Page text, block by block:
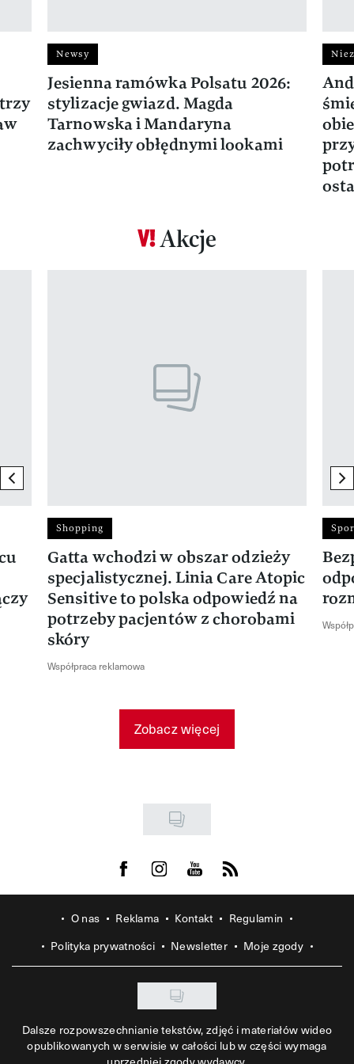
Newsy
Jesienna ramówka Polsatu 2026:
stylizacje gwiazd. Magda
Tarnowska i Mandaryna
zachwyciły obłędnymi lookami
Akcje
previous element
Shopping
Gatta wchodzi w obszar odzieży
specjalistycznej. Linia Care Atopic
Sensitive to polska odpowiedź na
potrzeby pacjentów z chorobami
skóry
Współpraca reklamowa
Zobacz więcej
Visit us on Facebook
Visit us on Instagram
Visit us on Youtube
Visit us on Rss
O nas Reklama Kontakt
Regulamin
Polityka prywatności
Newsletter Moje zgody
Dalsze rozpowszechnianie tekstów, zdjęć i materiałów wideo
opublikowanych w serwisie w całości lub w części wymaga